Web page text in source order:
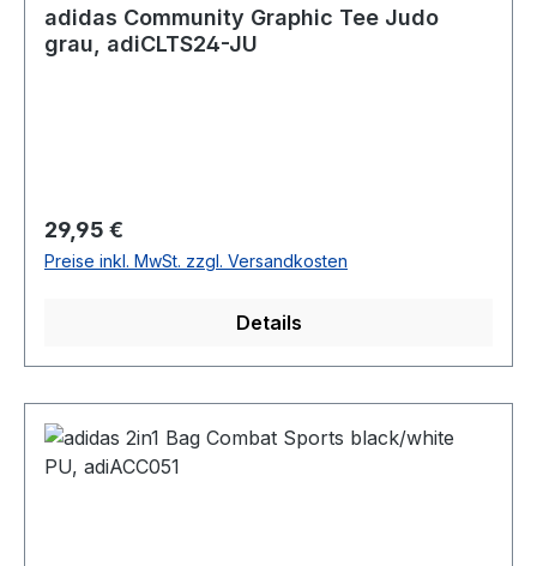
adidas Community Graphic Tee Judo
grau, adiCLTS24-JU
Regulärer Preis:
29,95 €
Preise inkl. MwSt. zzgl. Versandkosten
Details